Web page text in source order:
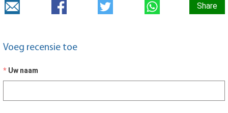
Share
Voeg recensie toe
Uw naam